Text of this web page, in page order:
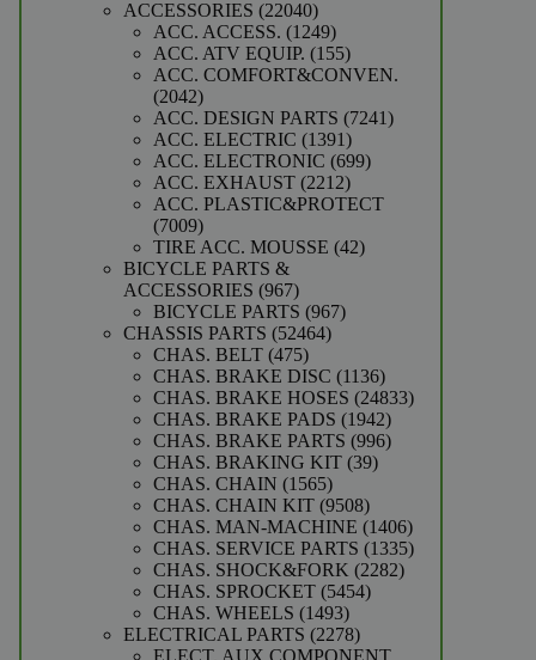
producten
ACCESSORIES 2204022040
producten
ACC. ACCESS. 12491249
producten
ACC. ATV EQUIP. 155155
producten
ACC. COMFORT&CONVEN.
20422042
producten
ACC. DESIGN PARTS 72417241
ACC. ELECTRIC 13911391
producten
ACC. ELECTRONIC 699699
ACC. EXHAUST 22122212
producten
ACC. PLASTIC&PROTECT
70097009
producten
TIRE ACC. MOUSSE 4242
BICYCLE PARTS &
ACCESSORIES 967967
producten
BICYCLE PARTS 967967
CHASSIS PARTS 5246452464
CHAS. BELT 475475
producten
CHAS. BRAKE DISC 11361136
producten
CHAS. BRAKE HOSES 2483324833
CHAS. BRAKE PADS 19421942
producten
CHAS. BRAKE PARTS 996996
CHAS. BRAKING KIT 3939
CHAS. CHAIN 15651565
producten
CHAS. CHAIN KIT 95089508
producten
CHAS. MAN-MACHINE 14061406
producten
CHAS. SERVICE PARTS 13351335
CHAS. SHOCK&FORK 22822282
CHAS. SPROCKET 54545454
CHAS. WHEELS 14931493
producten
ELECTRICAL PARTS 22782278
producten
ELECT. AUX COMPONENT